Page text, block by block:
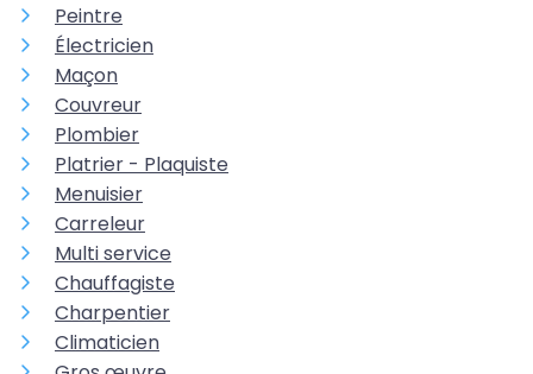
Peintre
Électricien
Maçon
Couvreur
Plombier
Platrier - Plaquiste
Menuisier
Carreleur
Multi service
Chauffagiste
Charpentier
Climaticien